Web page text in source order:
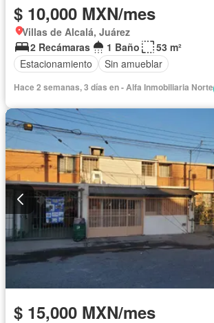
$ 10,000 MXN/mes
Villas de Alcalá, Juárez
2 Recámaras
1 Baño
53 m²
Estacionamiento
Sin amueblar
Hace 2 semanas, 3 días en - Alfa Inmobiliaria Norte
$ 15,000 MXN/mes